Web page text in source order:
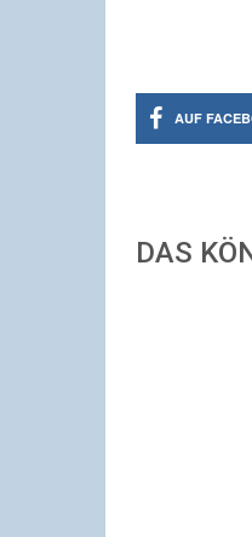
AUF
DAS